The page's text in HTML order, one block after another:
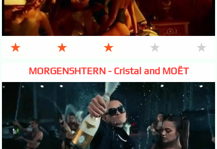
★ ★ ★ ★ ★
MORGENSHTERN - Cristal and МОЁТ